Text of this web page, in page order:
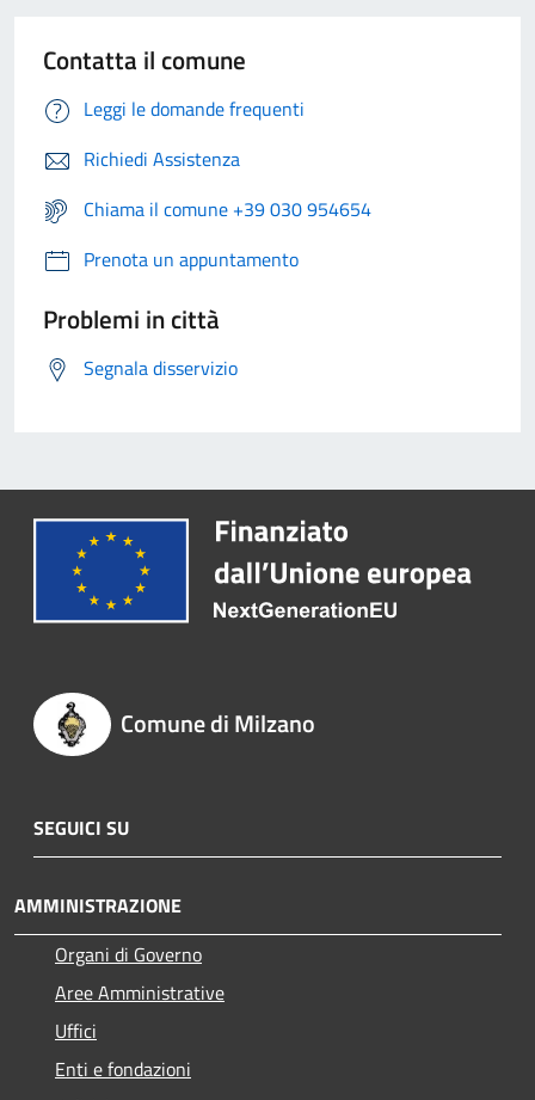
Contatta il comune
Leggi le domande frequenti
Richiedi Assistenza
Chiama il comune +39 030 954654
Prenota un appuntamento
Problemi in città
Segnala disservizio
Comune di Milzano
SEGUICI SU
AMMINISTRAZIONE
Organi di Governo
Aree Amministrative
Uffici
Enti e fondazioni